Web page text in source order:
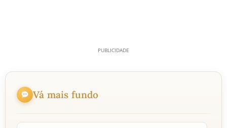
Vá mais fundo